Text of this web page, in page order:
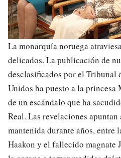
La monarquía noruega
delicados. La publicación de
desclasificados por el Tribunal
Unidos ha puesto a la
de un escándalo que ha
Real. Las revelaciones
mantenida durante años, entre
Haakon y el fallecido magnate